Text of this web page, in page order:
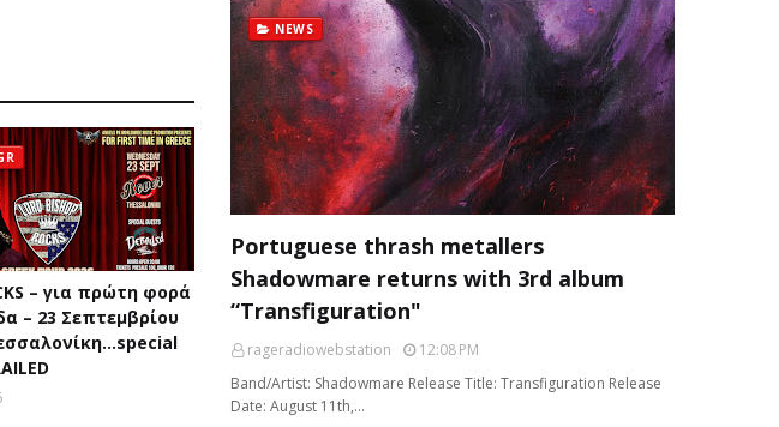
– για πρώτη φορά
– 23 Σεπτεμβρίου
NEWS
Portuguese thrash metallers
Shadowmare returns with 3rd album
“Transfiguration"
rageradiowebstation
12:08 PM
Band/Artist: Shadowmare Release Title: Transfiguration Release
Date: August 11th,…